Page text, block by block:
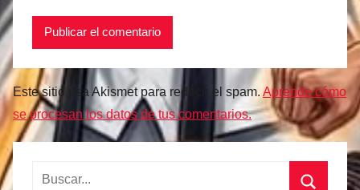
Este sitio usa Akismet para reducir el spam.Aprende cómo
se procesan los datos de tus comentarios.
Buscar: